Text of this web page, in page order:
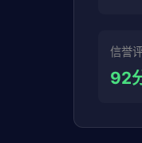
信誉
92